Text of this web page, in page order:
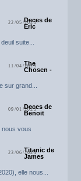
22/05/2025Deces de
Eric
suite...
11/04/2025
The
Chosen -
sur grand...
09/01/2025Deces de
Benoit
nous vous
23/06/2024Titanic de
James
elle nous...